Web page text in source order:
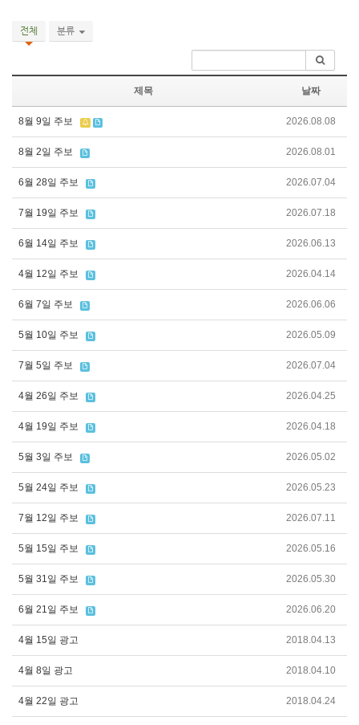
전체 분류
제목 날짜
8월 9일 주보 2026.08.08
8월 2일 주보 2026.08.01
6월 28일 주보 2026.07.04
7월 19일 주보 2026.07.18
6월 14일 주보 2026.06.13
4월 12일 주보 2026.04.14
6월 7일 주보 2026.06.06
5월 10일 주보 2026.05.09
7월 5일 주보 2026.07.04
4월 26일 주보 2026.04.25
4월 19일 주보 2026.04.18
5월 3일 주보 2026.05.02
5월 24일 주보 2026.05.23
7월 12일 주보 2026.07.11
5월 15일 주보 2026.05.16
5월 31일 주보 2026.05.30
6월 21일 주보 2026.06.20
4월 15일 광고 2018.04.13
4월 8일 광고 2018.04.10
4월 22일 광고 2018.04.24